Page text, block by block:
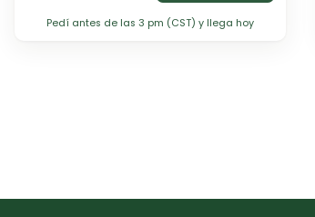
Pedí antes de las 3 pm (CST) y llega hoy